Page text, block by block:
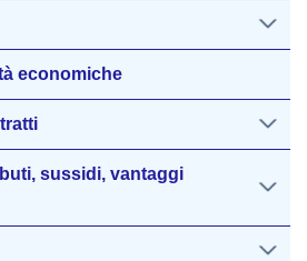
economiche
sussidi, vantaggi